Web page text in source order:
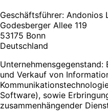
Geschäftsführer: Andonios
Godesberger Allee 119
53175 Bonn
Deutschland
und Verkauf von
Software), sowie
zusammenhängender